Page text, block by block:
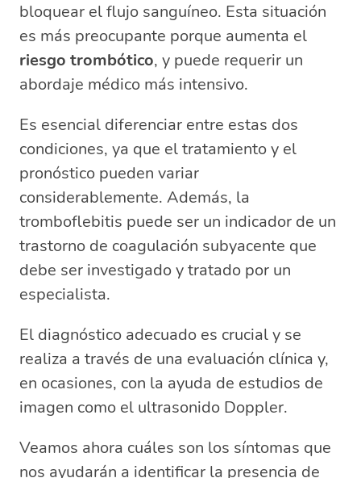
bloquear el flujo sanguíneo. Esta situación
es más preocupante porque aumenta el
riesgo trombótico, y puede requerir un
abordaje médico más intensivo.
Es esencial diferenciar entre estas dos
condiciones, ya que el tratamiento y el
pronóstico pueden variar
considerablemente. Además, la
tromboflebitis puede ser un indicador de un
trastorno de coagulación subyacente que
debe ser investigado y tratado por un
especialista.
El diagnóstico adecuado es crucial y se
realiza a través de una evaluación clínica y,
en ocasiones, con la ayuda de estudios de
imagen como el ultrasonido Doppler.
Veamos ahora cuáles son los síntomas que
nos ayudarán a identificar la presencia de